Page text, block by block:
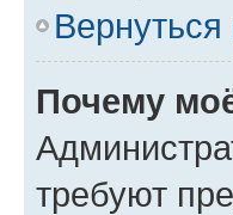
Вернуться
Почему
требуют